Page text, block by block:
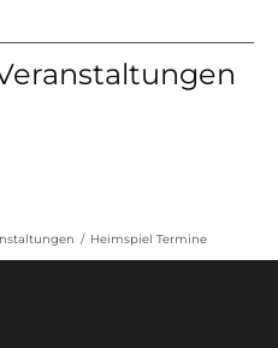
/ Heimspiel Termine